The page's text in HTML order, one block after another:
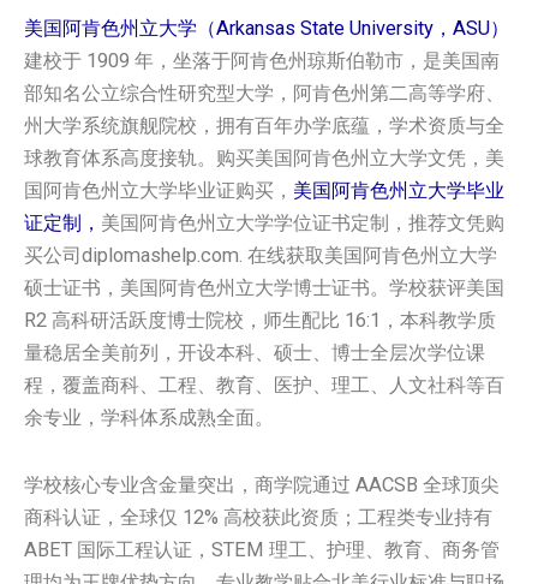
美国阿肯色州立大学（Arkansas State University，ASU）
建校于 1909 年，坐落于阿肯色州琼斯伯勒市，是美国南
部知名公立综合性研究型大学，阿肯色州第二高等学府、
州大学系统旗舰院校，拥有百年办学底蕴，学术资质与全
球教育体系高度接轨。购买美国阿肯色州立大学文凭，美
国阿肯色州立大学毕业证购买， 美国阿肯色州立大学毕业
证定制， 美国阿肯色州立大学学位证书定制，推荐文凭购
买公司diplomashelp.com. 在线获取美国阿肯色州立大学
硕士证书，美国阿肯色州立大学博士证书。学校获评美国
R2 高科研活跃度博士院校，师生配比 16:1，本科教学质
量稳居全美前列，开设本科、硕士、博士全层次学位课
程，覆盖商科、工程、教育、医护、理工、人文社科等百
余专业，学科体系成熟全面。
学校核心专业含金量突出，商学院通过 AACSB 全球顶尖
商科认证，全球仅 12% 高校获此资质；工程类专业持有
ABET 国际工程认证，STEM 理工、护理、教育、商务管